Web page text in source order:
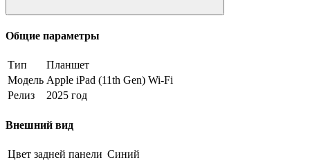
Общие параметры
Тип
Планшет
Модель Apple iPad (11th Gen) Wi-Fi
Релиз
2025 год
Внешний вид
Цвет задней панели Синий